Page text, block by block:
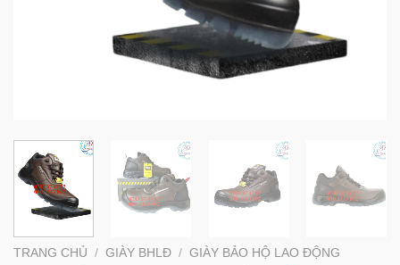
TRANG CHỦ / GIÀY BHLĐ / GIÀY BẢO HỘ LAO ĐỘNG